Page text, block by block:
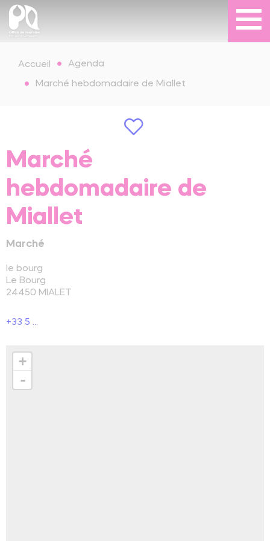
Accueil Agenda
Marché hebdomadaire de Miallet
Marché
hebdomadaire de
Miallet
Marché
le bourg
Le Bourg
24450 MIALET
+33 5 ...
+
-